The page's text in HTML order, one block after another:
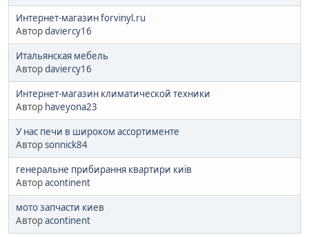
Интернет-магазин forvinyl.ru
Авторdaviercy16
Итальянская мебель
Авторdaviercy16
Интернет-магазин климатической техники
Автор haveyona23
У нас печи в широком ассортименте
Авторsonnick84
генеральне прибирання квартири київ
Авторacontinent
мото запчасти киев
Авторacontinent